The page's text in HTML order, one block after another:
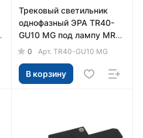
Трековый светильник
однофазный ЭРА TR40-
GU10 MG под лампу MR16
матовое золото
0 Арт. TR40-GU10 MG
В корзину